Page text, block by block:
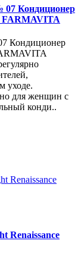
Кондиционер
FARMAVITA
Кондиционер
уходе.
для женщин с
конди..
Renaissance